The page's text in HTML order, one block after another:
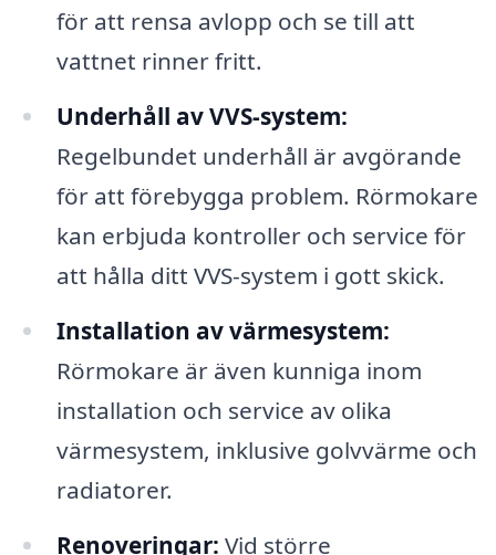
för att rensa avlopp och se till att
vattnet rinner fritt.
Underhåll av VVS-system:
Regelbundet underhåll är avgörande
för att förebygga problem. Rörmokare
kan erbjuda kontroller och service för
att hålla ditt VVS-system i gott skick.
Installation av värmesystem:
Rörmokare är även kunniga inom
installation och service av olika
värmesystem, inklusive golvvärme och
radiatorer.
Renoveringar: Vid större